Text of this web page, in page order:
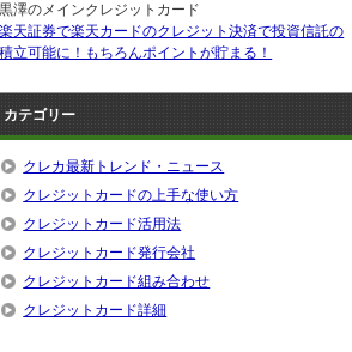
黒澤のメインクレジットカード
楽天証券で楽天カードのクレジット決済で投資信託の
積立可能に！もちろんポイントが貯まる！
カテゴリー
クレカ最新トレンド・ニュース
クレジットカードの上手な使い方
クレジットカード活用法
クレジットカード発行会社
クレジットカード組み合わせ
クレジットカード詳細